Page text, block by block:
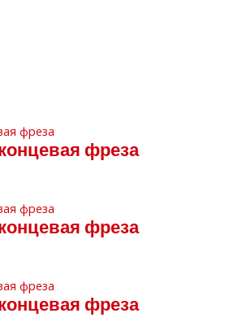
фреза
фреза
фреза
фреза
фреза
фреза